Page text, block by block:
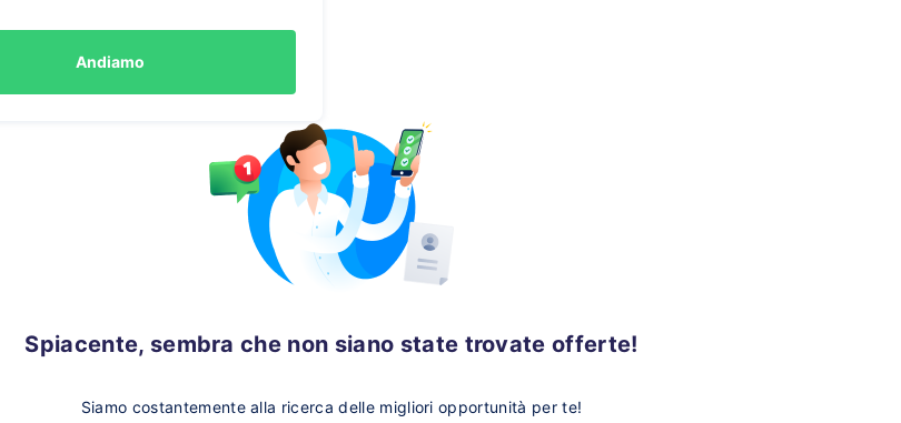
Andiamo
Spiacente, sembra che non siano state trovate offerte!
Siamo costantemente alla ricerca delle migliori opportunità per te!